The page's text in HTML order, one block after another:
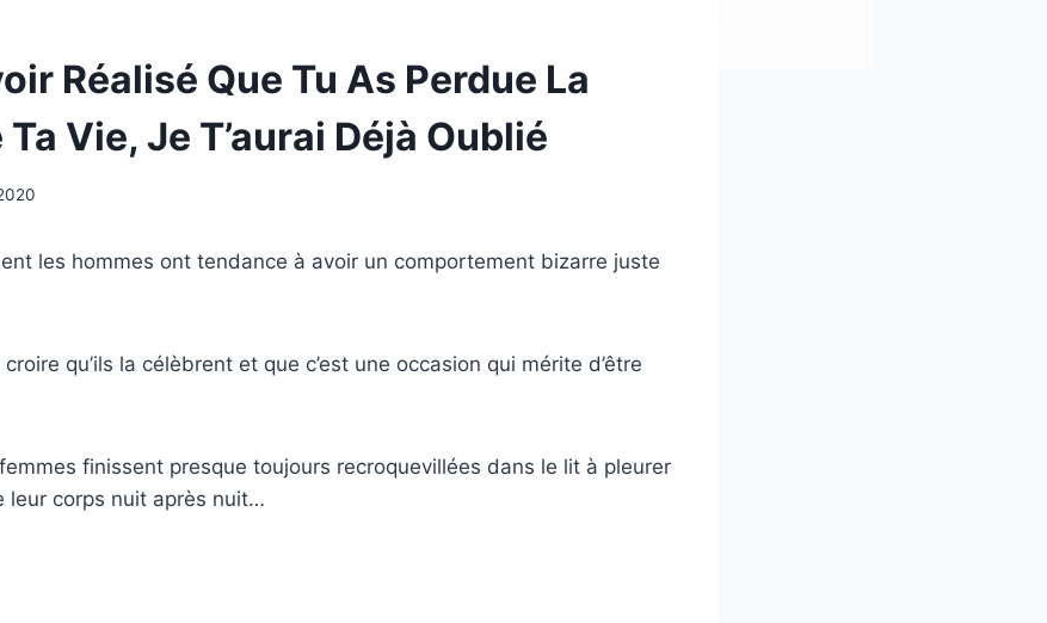
Réalisé Que Tu As Perdue La
Ta Vie, Je T’aurai Déjà Oublié
les hommes ont tendance à avoir un comportement bizarre juste
qu’ils la célèbrent et que c’est une occasion qui mérite d’être
finissent presque toujours recroquevillées dans le lit à pleurer
leur corps nuit après nuit…